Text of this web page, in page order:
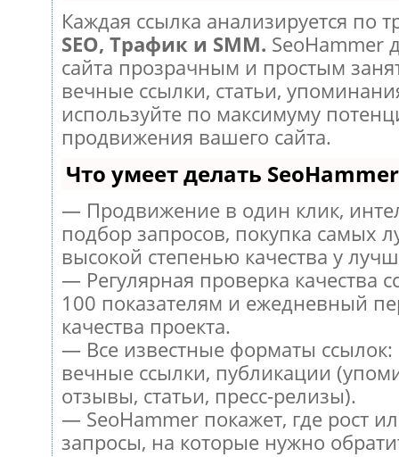
Каждая ссылка анализируется по
SEO, Трафик и SMM. SeoHammer
сайта прозрачным и простым
вечные ссылки, статьи,
используйте по максимуму
продвижения вашего сайта.
Что умеет делать SeoHammer
— Продвижение в один клик,
подбор запросов, покупка самых
высокой степенью качества у
— Регулярная проверка качества
100 показателям и ежедневный
качества проекта.
— Все известные форматы
вечные ссылки, публикации
отзывы, статьи, пресс-релизы).
— SeoHammer покажет, где рост
запросы, на которые нужно